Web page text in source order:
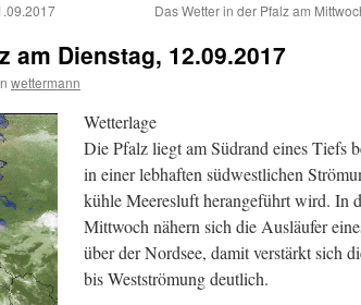
Das Wetter in der Pfalz am
am Dienstag, 12.09.2017
wettermann
Wetterlage
Die Pfalz liegt am Südrand eines Tiefs
in einer lebhaften südwestlichen
kühle Meeresluft herangeführt wird. In
Mittwoch nähern sich die Ausläufer
über der Nordsee, damit verstärkt sich
bis Westströmung deutlich.